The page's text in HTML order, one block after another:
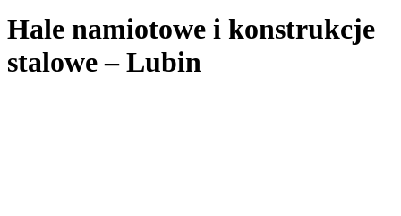
Hale namiotowe i konstrukcje
stalowe – Lubin